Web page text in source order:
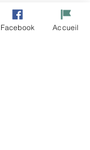
Facebook Accueil